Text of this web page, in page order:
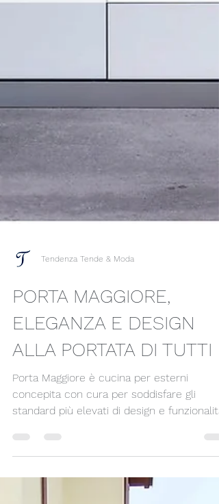
Tendenza Tende & Moda
PORTA MAGGIORE,
ELEGANZA E DESIGN
ALLA PORTATA DI TUTTI